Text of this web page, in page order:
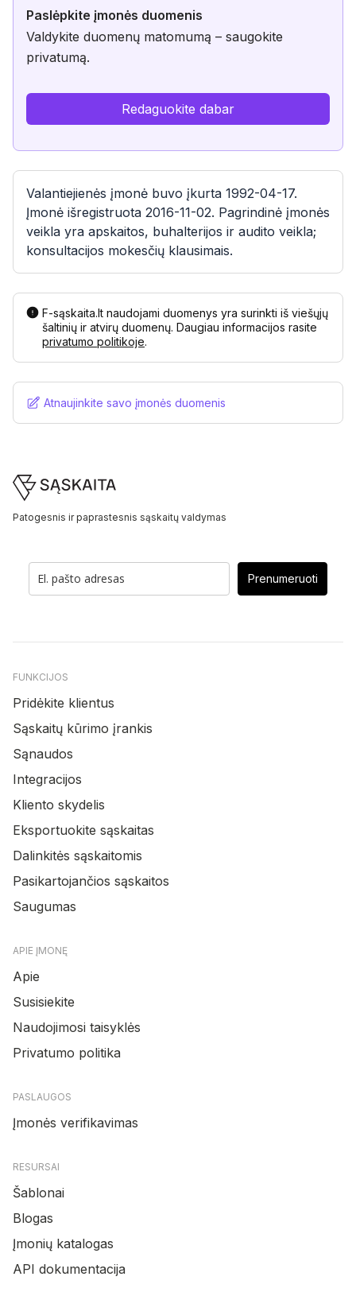
Paslėpkite įmonės duomenis
Valdykite duomenų matomumą – saugokite
privatumą.
Redaguokite dabar
Valantiejienės įmonė buvo įkurta 1992-04-17.
Įmonė išregistruota 2016-11-02. Pagrindinė įmonės
veikla yra apskaitos, buhalterijos ir audito veikla;
konsultacijos mokesčių klausimais.
F-sąskaita.lt naudojami duomenys yra surinkti iš viešųjų
šaltinių ir atvirų duomenų. Daugiau informacijos rasite
privatumo politikoje.
Atnaujinkite savo įmonės duomenis
Footer
Patogesnis ir paprastesnis sąskaitų valdymas
Prenumeruoti
FUNKCIJOS
Pridėkite klientus
Sąskaitų kūrimo įrankis
Sąnaudos
Integracijos
Kliento skydelis
Eksportuokite sąskaitas
Dalinkitės sąskaitomis
Pasikartojančios sąskaitos
Saugumas
APIE ĮMONĘ
Apie
Susisiekite
Naudojimosi taisyklės
Privatumo politika
PASLAUGOS
Įmonės verifikavimas
RESURSAI
Šablonai
Blogas
Įmonių katalogas
API dokumentacija